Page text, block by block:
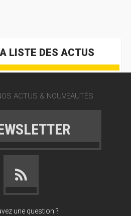
LISTE DES ACTUS
ACTUS & NOUVEAUTÉS :
une question ?